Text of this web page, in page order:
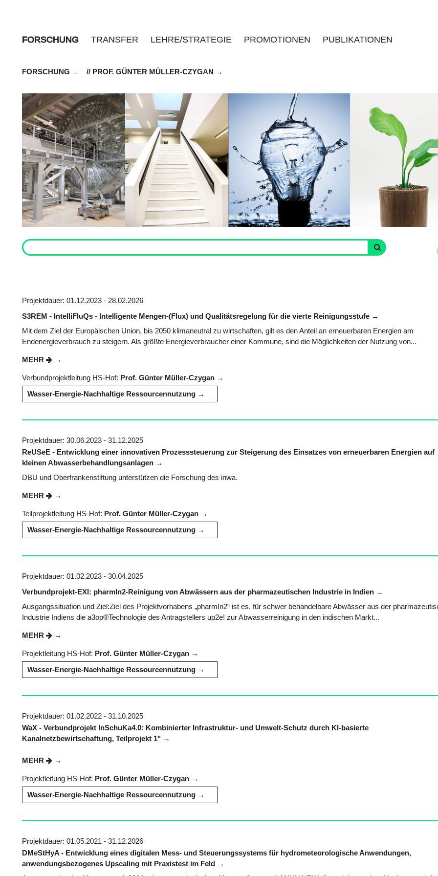
FORSCHUNG TRANSFER LEHRE/STRATEGIE PROMOTIONEN PUBLIKATIONEN
FORSCHUNG // PROF. GÜNTER MÜLLER-CZYGAN
Projektdauer: 01.12.2023 - 28.02.2026
S3REM - IntelliFluQs - Intelligente Mengen-(Flux) und Qualitätsregelung für die vierte Reinigungsstufe
Mit dem Ziel der Europäischen Union, bis 2050 klimaneutral zu wirtschaften, gilt es den Anteil an erneuerbaren Energien am
Endenergieverbrauch zu steigern. Als größte Energieverbraucher einer Kommune, sind die Möglichkeiten der Nutzung von...
MEHR
Verbundprojektleitung HS-Hof: Prof. Günter Müller-Czygan
Wasser-Energie-Nachhaltige Ressourcennutzung
Projektdauer: 30.06.2023 - 31.12.2025
ReUSeE - Entwicklung einer innovativen Prozesssteuerung zur Steigerung des Einsatzes von erneuerbaren Energien auf
kleinen Abwasserbehandlungsanlagen
DBU und Oberfrankenstiftung unterstützen die Forschung des inwa.
MEHR
Teilprojektleitung HS-Hof: Prof. Günter Müller-Czygan
Wasser-Energie-Nachhaltige Ressourcennutzung
Projektdauer: 01.02.2023 - 30.04.2025
Verbundprojekt-EXI: pharmIn2-Reinigung von Abwässern aus der pharmazeutischen Industrie in Indien
Ausgangssituation und Ziel:Ziel des Projektvorhabens „pharmIn2“ ist es, für schwer behandelbare Abwässer aus der
Industrie Indiens die a3op®Technologie des Antragstellers up2e! zur Abwasserreinigung in den indischen Markt...
MEHR
Projektleitung HS-Hof: Prof. Günter Müller-Czygan
Wasser-Energie-Nachhaltige Ressourcennutzung
Projektdauer: 01.02.2022 - 31.10.2025
WaX - Verbundprojekt InSchuKa4.0: Kombinierter Infrastruktur- und Umwelt-Schutz durch KI-basierte
Kanalnetzbewirtschaftung, Teilprojekt 1"
MEHR
Projektleitung HS-Hof: Prof. Günter Müller-Czygan
Wasser-Energie-Nachhaltige Ressourcennutzung
Projektdauer: 01.05.2021 - 31.12.2026
DMeStHyA - Entwicklung eines digitalen Mess- und Steuerungssystems für hydrometeorologische Anwendungen,
anwendungsbezogenes Upscaling mit Praxistest im Feld